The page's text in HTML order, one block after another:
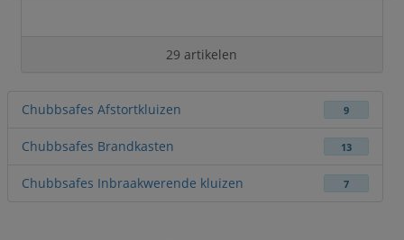
29 artikelen
Chubbsafes Afstortkluizen 9
Chubbsafes Brandkasten 13
Chubbsafes Inbraakwerende kluizen 7